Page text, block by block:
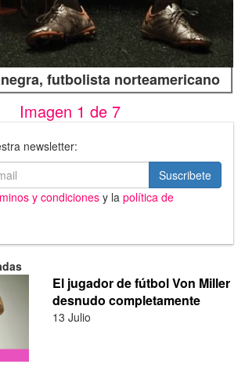
futbolista norteamericano
Imagen 1 de 7
newsletter:
Suscribete
y condiciones y la política de
El jugador de fútbol Von Miller
desnudo completamente
13 Julio